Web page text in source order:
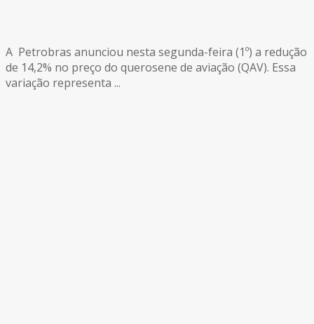
A Petrobras anunciou nesta segunda-feira (1º) a redução
de 14,2% no preço do querosene de aviação (QAV). Essa
variação representa ...